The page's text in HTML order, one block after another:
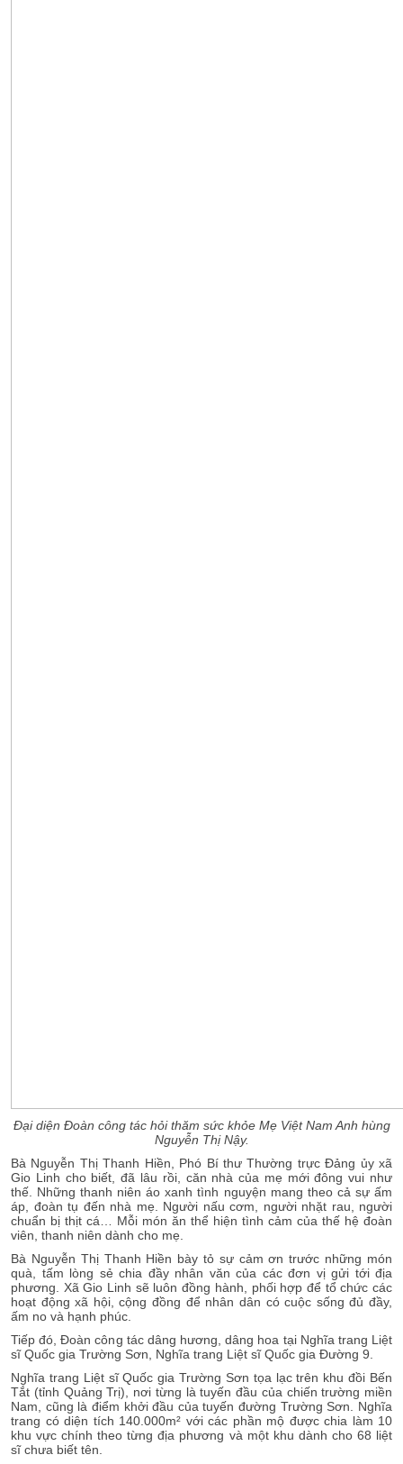
Đại diện Đoàn công tác hỏi thăm sức khỏe Mẹ Việt Nam Anh hùng
Nguyễn Thị Nậy.
Bà Nguyễn Thị Thanh Hiền, Phó Bí thư Thường trực Đảng ủy xã
Gio Linh cho biết, đã lâu rồi, căn nhà của mẹ mới đông vui như
thế. Những thanh niên áo xanh tình nguyện mang theo cả sự ấm
áp, đoàn tụ đến nhà mẹ. Người nấu cơm, người nhặt rau, người
chuẩn bị thịt cá… Mỗi món ăn thể hiện tình cảm của thế hệ đoàn
viên, thanh niên dành cho mẹ.
Bà Nguyễn Thị Thanh Hiền bày tỏ sự cảm ơn trước những món
quà, tấm lòng sẻ chia đầy nhân văn của các đơn vị gửi tới địa
phương. Xã Gio Linh sẽ luôn đồng hành, phối hợp để tổ chức các
hoạt động xã hội, cộng đồng để nhân dân có cuộc sống đủ đầy,
ấm no và hạnh phúc.
Tiếp đó, Đoàn công tác dâng hương, dâng hoa tại Nghĩa trang Liệt
sĩ Quốc gia Trường Sơn, Nghĩa trang Liệt sĩ Quốc gia Đường 9.
Nghĩa trang Liệt sĩ Quốc gia Trường Sơn tọa lạc trên khu đồi Bến
Tắt (tỉnh Quảng Trị), nơi từng là tuyến đầu của chiến trường miền
Nam, cũng là điểm khởi đầu của tuyến đường Trường Sơn. Nghĩa
trang có diện tích 140.000m² với các phần mộ được chia làm 10
khu vực chính theo từng địa phương và một khu dành cho 68 liệt
sĩ chưa biết tên.